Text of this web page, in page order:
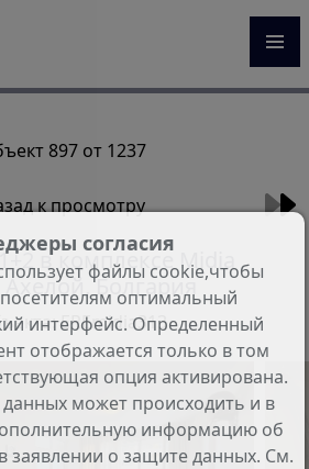
897 от 1237
к просмотру
в комплексе Midia
Ахелой, Болгария
EREmidia313
согласия
файлы cookie,чтобы
оптимальный
интерфейс. Определенный
отображается только в том
опция активирована.
может происходить и в
информацию об
заявлении о защите данных. См.